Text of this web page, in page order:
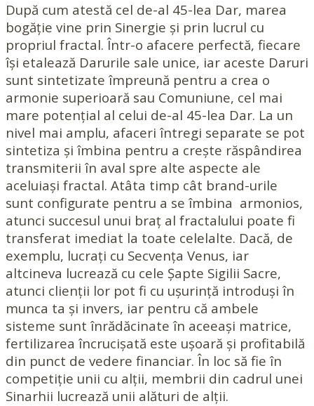
După cum atestă cel de-al 45-lea Dar, marea
bogăție vine prin Sinergie și prin lucrul cu
propriul fractal. Într-o afacere perfectă, fiecare
își etalează Darurile sale unice, iar aceste Daruri
sunt sintetizate împreună pentru a crea o
armonie superioară sau Comuniune, cel mai
mare potențial al celui de-al 45-lea Dar. La un
nivel mai amplu, afaceri întregi separate se pot
sintetiza și îmbina pentru a crește răspândirea
transmiterii în aval spre alte aspecte ale
aceluiași fractal. Atâta timp cât brand-urile
sunt configurate pentru a se îmbina armonios,
atunci succesul unui braț al fractalului poate fi
transferat imediat la toate celelalte. Dacă, de
exemplu, lucrați cu Secvența Venus, iar
altcineva lucrează cu cele Șapte Sigilii Sacre,
atunci clienții lor pot fi cu ușurință introduși în
munca ta și invers, iar pentru că ambele
sisteme sunt înrădăcinate în aceeași matrice,
fertilizarea încrucișată este ușoară și profitabilă
din punct de vedere financiar. În loc să fie în
competiție unii cu alții, membrii din cadrul unei
Sinarhii lucrează unii alături de alții.